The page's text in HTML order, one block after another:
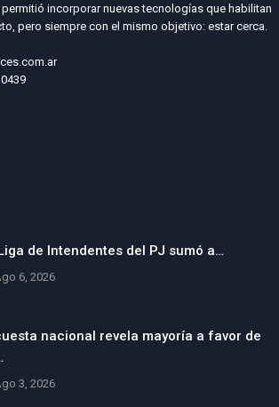
incorporar nuevas tecnologías que habilitan
pero siempre con el mismo objetivo: estar cerca.
de Intendentes del PJ sumó a…
6, 2026
nacional revela mayoría a favor de
3, 2026